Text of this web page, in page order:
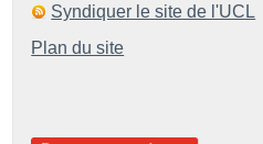
Syndiquer le site de l'UCL
Plan du site